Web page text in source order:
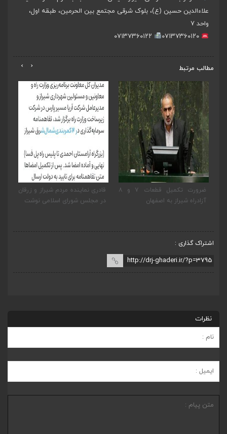
علاءالدین حسین (ع)، بلوک شرقی مجتمع بین الحرمین، طبقه اول،
واحد ۷
مطالب مرتبط
ضرورت تکمیل قطعات ۷ و ۸
آزادراه شیراز به اصفهان
قادری نماینده مردم شیراز و زرقان
در مجلس شورای اسلامی نوشت
‹
›
اشتراک گذاری :
نظرات